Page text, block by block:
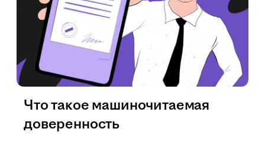
Что такое машиночитаемая
доверенность